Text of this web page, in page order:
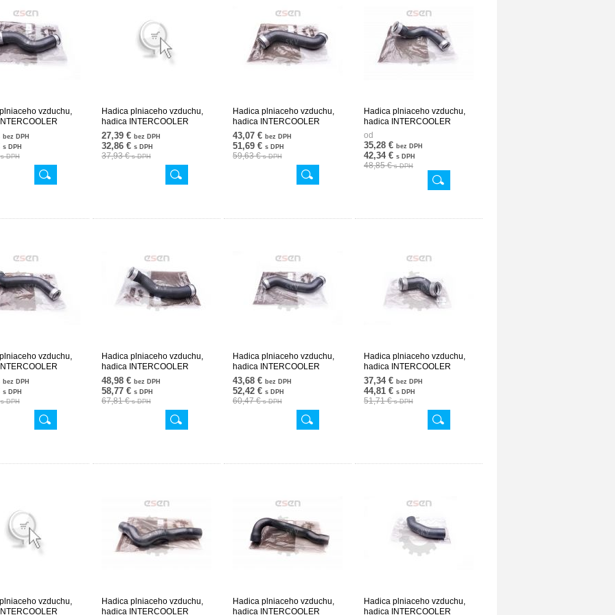
vzduchu,
24SKV631
bez DPH
s DPH
s DPH
Hadica plniaceho vzduchu,
hadica INTERCOOLER
2115282982 24SKV714
27,39 € bez DPH
32,86 € s DPH
37,93 €s DPH
Hadica plniaceho vzduchu,
hadica INTERCOOLER
2115283782 24SKV632
43,07 € bez DPH
51,69 € s DPH
59,63 €s DPH
Hadica plniaceho vzduchu,
hadica INTERCOOLER
2115283982 24SKV633
od
35,28 € bez DPH
42,34 € s DPH
48,85 €s DPH
vzduchu,
24SKV634
bez DPH
s DPH
s DPH
Hadica plniaceho vzduchu,
hadica INTERCOOLER
2115284282 24SKV635
48,98 € bez DPH
58,77 € s DPH
67,81 €s DPH
Hadica plniaceho vzduchu,
hadica INTERCOOLER
2115284382 24SKV636
43,68 € bez DPH
52,42 € s DPH
60,47 €s DPH
Hadica plniaceho vzduchu,
hadica INTERCOOLER
2115284982 24SKV637
37,34 € bez DPH
44,81 € s DPH
51,71 €s DPH
vzduchu,
Hadica plniaceho vzduchu,
hadica INTERCOOLER
Hadica plniaceho vzduchu,
hadica INTERCOOLER
Hadica plniaceho vzduchu,
hadica INTERCOOLER